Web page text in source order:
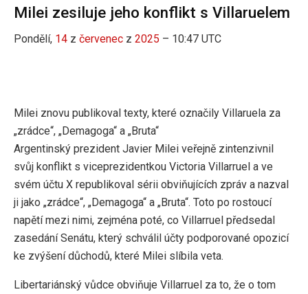
Milei zesiluje jeho konflikt s Villaruelem
Pondělí, 14 z červenec z 2025 – 10:47 UTC
Milei znovu publikoval texty, které označily Villaruela za
„zrádce“, „Demagoga“ a „Bruta“
Argentinský prezident Javier Milei veřejně zintenzivnil
svůj konflikt s viceprezidentkou Victoria Villarruel a ve
svém účtu X republikoval sérii obviňujících zpráv a nazval
ji jako „zrádce“, „Demagoga“ a „Bruta“. Toto po rostoucí
napětí mezi nimi, zejména poté, co Villarruel předsedal
zasedání Senátu, který schválil účty podporované opozicí
ke zvýšení důchodů, které Milei slíbila veta.
Libertariánský vůdce obviňuje Villarruel za to, že o tom